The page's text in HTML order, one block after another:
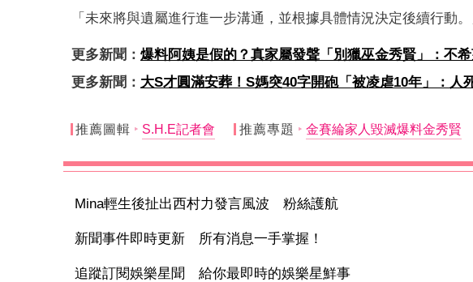
「未來將與遺屬進行進一步溝通，並根據具體情況決定後續行動
更多新聞： 爆料阿姨是假的？真家屬發聲「別獵巫金秀賢」：不
更多新聞： 大S才圓滿安葬！S媽突40字開砲「被凌虐10年」：人
推薦圖輯 S.H.E記者會 推薦專題 金賽綸家人毀滅爆料金秀賢
Mina輕生後扯出西村力發言風波 粉絲護航
新聞事件即時更新 所有消息一手掌握！
追蹤訂閱娛樂星聞 給你最即時的娛樂星鮮事